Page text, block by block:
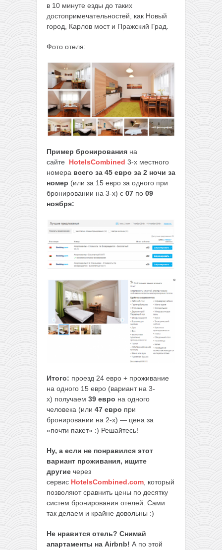
в 10 минуте езды до таких
достопримечательностей, как Новый
город, Карлов мост и Пражский Град.
Фото отеля:
Пример бронирования на
сайте HotelsCombined 3-х местного
номера всего за 45 евро за 2 ночи за
номер (или за 15 евро за одного при
бронировании на 3-х) с 07 по 09
ноября:
Итого: проезд 24 евро + проживание
на одного 15 евро (вариант на 3-
х) получаем 39 евро на одного
человека (или 47 евро при
бронировании на 2-х) — цена за
«почти пакет» :) Решайтесь!
Ну, а если не понравился этот
вариант проживания, ищите
другие через
сервис HotelsCombined.com, который
позволяют сравнить цены по десятку
систем бронирования отелей. Сами
так делаем и крайне довольны :)
Не нравится отель? Снимай
апартаменты на Airbnb! А по этой